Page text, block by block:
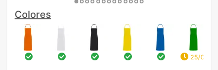
Colores
25/08